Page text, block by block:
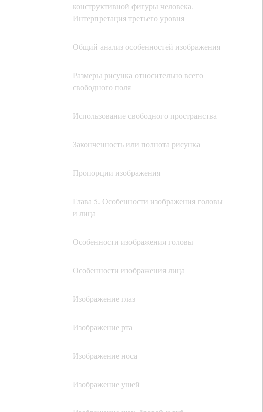
конструктивной фигуры человека.
Интерпретация третьего уровня
Общий анализ особенностей изображения
Размеры рисунка относительно всего
свободного поля
Использование свободного пространства
Законченность или полнота рисунка
Пропорции изображения
Глава 5. Особенности изображения головы
и лица
Особенности изображения головы
Особенности изображения лица
Изображение глаз
Изображение рта
Изображение носа
Изображение ушей